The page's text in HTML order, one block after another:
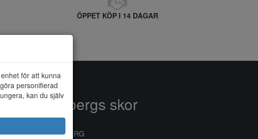
ÖPPET KÖP I 14 DAGAR
för att kunna
personifierad
kan du själv
Anderbergs skor
432 41 VARBERG